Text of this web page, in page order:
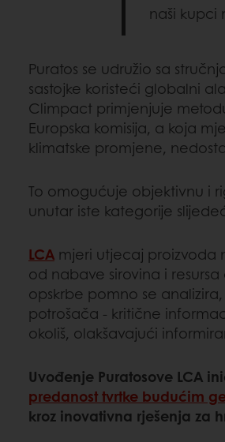
naši kupci
Puratos se udružio sa
sastojke koristeći globalni
Climpact primjenjuje
Europska komisija, a koja
klimatske promjene,
To omogućuje objektivnu i
unutar iste kategorije
LCA mjeri utjecaj proizvoda
od nabave sirovina i
opskrbe pomno se
potrošača - kritične
okoliš, olakšavajući
Uvođenje Puratosove LCA
predanost tvrtke budućim
kroz inovativna rješenja za